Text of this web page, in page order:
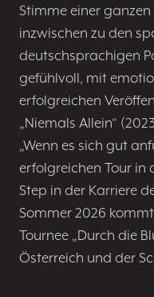
Stimme einer
inzwischen zu den
deutschsprachigen
gefühlvoll, mit
erfolgreichen
„Niemals Allein“
„Wenn es sich gut
erfolgreichen Tour in
Step in der Karriere
Sommer 2026
Tournee „Durch die
Österreich und der